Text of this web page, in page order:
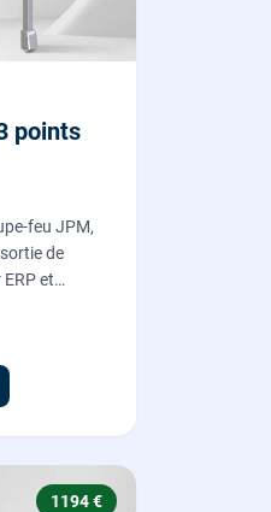
points
feu JPM,
de
et
1194 €